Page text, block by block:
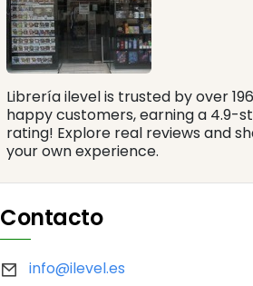
Librería ilevel is trusted by over 196
happy customers, earning a 4.9-
rating! Explore real reviews and
your own experience.
Contacto
info@ilevel.es